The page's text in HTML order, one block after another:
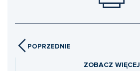
POPRZEDNIE
ZOBACZ WIĘCEJ